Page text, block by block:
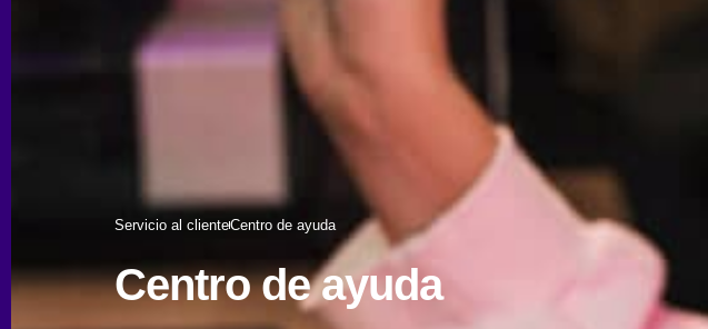
Servicio al clienteCentro de ayuda
Centro de ayuda